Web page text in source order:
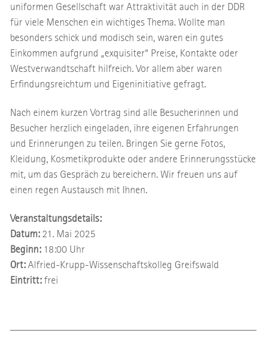
uniformen Gesellschaft war Attraktivität auch in der DDR
für viele Menschen ein wichtiges Thema. Wollte man
besonders schick und modisch sein, waren ein gutes
Einkommen aufgrund „exquisiter“ Preise, Kontakte oder
Westverwandtschaft hilfreich. Vor allem aber waren
Erfindungsreichtum und Eigeninitiative gefragt.
Nach einem kurzen Vortrag sind alle Besucherinnen und
Besucher herzlich eingeladen, ihre eigenen Erfahrungen
und Erinnerungen zu teilen. Bringen Sie gerne Fotos,
Kleidung, Kosmetikprodukte oder andere Erinnerungsstücke
mit, um das Gespräch zu bereichern. Wir freuen uns auf
einen regen Austausch mit Ihnen.
Veranstaltungsdetails:
Datum:21. Mai 2025
Beginn:18:00 Uhr
Ort:Alfried-Krupp-Wissenschaftskolleg Greifswald
Eintritt:frei